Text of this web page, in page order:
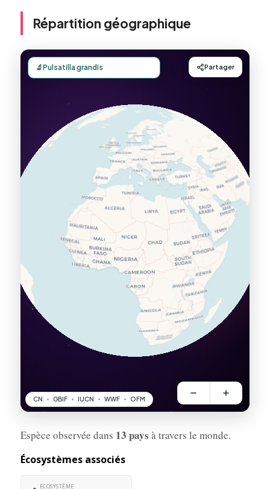
Répartition géographique
Espèce observée dans 13 pays à travers le monde.
Écosystèmes associés
ÉCOSYSTÈME